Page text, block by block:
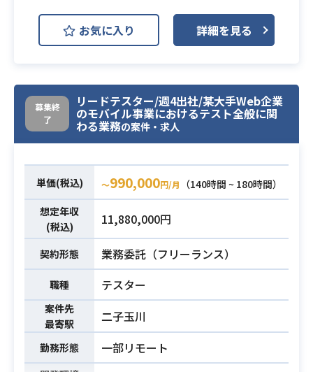
1.キャッチコピー開発
2.ワーディング統一（ユーザーコミュ
┗マーケからの企画・原稿をユーザ
ーコミュニケーションに咀嚼してテ
キスト化する
必須スキル
┗主に店頭で利用するツールの構
成制作
・キャッチ・ボディコピー開発
┗マーケからの企画・原稿をユー
ザーコミュニケーションに咀嚼して
テキスト化する
・ワーディング統一
┗ユーザーコミュニケーションの
一貫性担保
自社で開発・運営しているオンライ
ンフリマアプリサービスにおけるUIU
サービス体験を全体的に深く研究・
分析し、有意義な体験に繋がるよう
に改良し、
ユーザーは使いやすく、組織にとっ
ても効率/効率化なサービスを実現し
ます。
【期待役割】
ユーザーやビジネス課題を客観的に
当サービスの仕様やメンテナンス性
を鑑みた上で高いユーザビリティを
有するインターフェースデザインを
行います。
【制作範囲】
UI,新機能,プロダクト改善などの操作
を必要とするUX観点の開発が必要な
お気に入り 詳細を見る
募集終
了
リードテスター/週4出社/某大手Web企業
のモバイル事業におけるテスト全般に関
わる業務の案件・求人
単価(税込) 〜990,000円/月
（140時間 ~ 180時間）
想定年収
(税込)
11,880,000円
契約形態 業務委託（フリーランス）
職種 テスター
案件先
最寄駅
二子玉川
勤務形態 一部リモート